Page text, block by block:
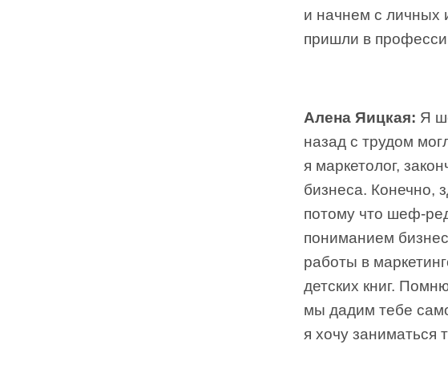
и начнем с личных
пришли в
Алена Яицкая: Я
назад с трудом
я маркетолог,
бизнеса. Конечно,
потому что шеф-
пониманием
работы в
детских книг.
мы дадим тебе
я хочу заниматься